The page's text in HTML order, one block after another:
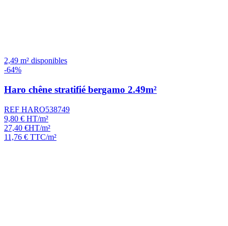
2,49 m² disponibles
-64%
Haro chêne stratifié bergamo 2.49m²
REF HARO538749
9,80 € HT/m²
27,40 €HT/m²
11,76 € TTC/m²